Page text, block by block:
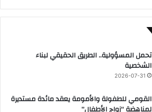
تحمل المسؤولية.. الطريق الحقيقي لبناء
الشخصية
2026-07-31
القومي للطفولة والأمومة يعقد مائدة مستديرة
لمناهضة “زواج الأطفال”